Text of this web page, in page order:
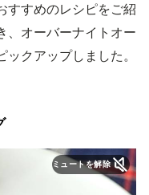
すすめのレシピをご紹
、オーバーナイトオー
クアップしました。
ミュートを解除